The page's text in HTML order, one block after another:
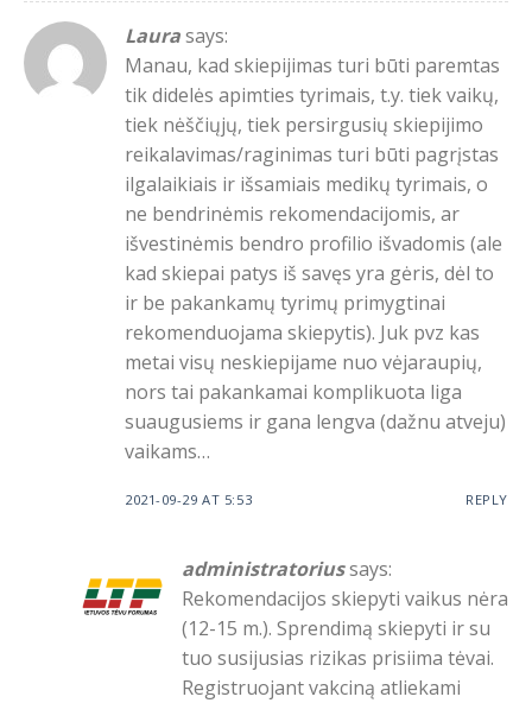
Laurasays:
Manau, kad skiepijimas turi būti paremtas
tik didelės apimties tyrimais, t.y. tiek vaikų,
tiek nėščiųjų, tiek persirgusių skiepijimo
reikalavimas/raginimas turi būti pagrįstas
ilgalaikiais ir išsamiais medikų tyrimais, o
ne bendrinėmis rekomendacijomis, ar
išvestinėmis bendro profilio išvadomis (ale
kad skiepai patys iš savęs yra gėris, dėl to
ir be pakankamų tyrimų primygtinai
rekomenduojama skiepytis). Juk pvz kas
metai visų neskiepijame nuo vėjaraupių,
nors tai pakankamai komplikuota liga
suaugusiems ir gana lengva (dažnu atveju)
vaikams…
2021-09-29 AT 5:53 REPLY
administratoriussays:
Rekomendacijos skiepyti vaikus nėra
(12-15 m.). Sprendimą skiepyti ir su
tuo susijusias rizikas prisiima tėvai.
Registruojant vakciną atliekami